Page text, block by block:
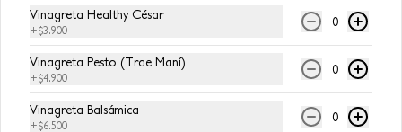
Coca-Cola Sin Azúcar 250 ml
Vinagreta Healthy César
+$3.900
0
Vinagreta Pesto (Trae Maní)
+$4.900
0
Vinagreta Balsámica
+$6.500
0